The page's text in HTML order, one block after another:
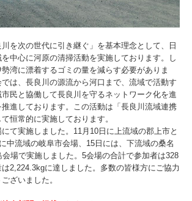
を次の世代に引き継ぐ」を基本理念として、日
中心に河原の清掃活動を実施しております。し
湾に漂着するゴミの量を減らす必要がありま
は、長良川の源流から河口まで、流域で活動す
民と協働して長良川を守るネットワーク化を進
進しております。この活動は「長良川流域連携
恒常的に実施しております。
て実施しました。11月10日に上流域の郡上市と
中流域の岐阜市会場、15日には、下流域の桑名
場で実施しました。5会場の合計で参加者は328
2,224.3kgに達しました。多数の皆様方にご協力
ざいました。